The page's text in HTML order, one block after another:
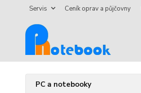
Servis Ceník oprav a půjčovny
PC a notebooky